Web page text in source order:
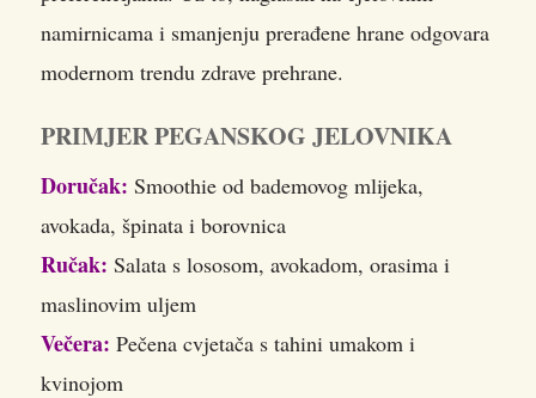
namirnicama i smanjenju prerađene hrane odgovara
modernom trendu zdrave prehrane.
PRIMJER PEGANSKOG JELOVNIKA
Doručak: Smoothie od bademovog mlijeka,
avokada, špinata i borovnica
Ručak: Salata s lososom, avokadom, orasima i
maslinovim uljem
Večera: Pečena cvjetača s tahini umakom i
kvinojom